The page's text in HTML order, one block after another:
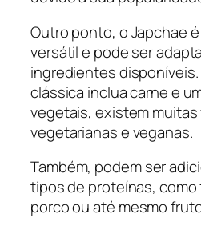
Outro ponto, o Japchae
versátil e pode ser
ingredientes disponíveis.
clássica inclua carne e
vegetais, existem muitas
vegetarianas e veganas.
Também, podem ser
tipos de proteínas, como
porco ou até mesmo